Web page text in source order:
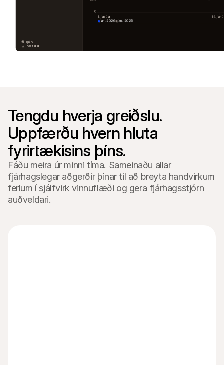
Hjálp
Forritarar
0
1. janúar 15.
jan. 2026 jan. 2025
Tengdu hverja greiðslu.
Uppfærðu hvern hluta
fyrirtækisins þíns.
Fáðu meira úr minni tíma. Sameinaðu allar
fjárhagslegar aðgerðir þínar til að breyta handvirkum
ferlum í sjálfvirk vinnuflæði og gera fjárhagsstjórn
auðveldari.
Fáðu að vita hvers vegna Mollie er á bankayfirlitinu þínu
Fyrir Mollie viðskiptavini
Hafðu samband við söludeild
Kynntu þér hvernig við getum hjálpað fyrirtæki þínu